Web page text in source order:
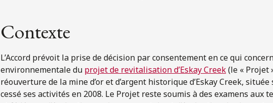
Contexte
L’Accord prévoit la prise de décision par consentement en ce qui
environnementale du projet de revitalisation d’Eskay Creek(le « Projet
réouverture de la mine d’or et d’argent historique d’Eskay Creek,
cessé ses activités en 2008. Le Projet reste soumis à des examens aux